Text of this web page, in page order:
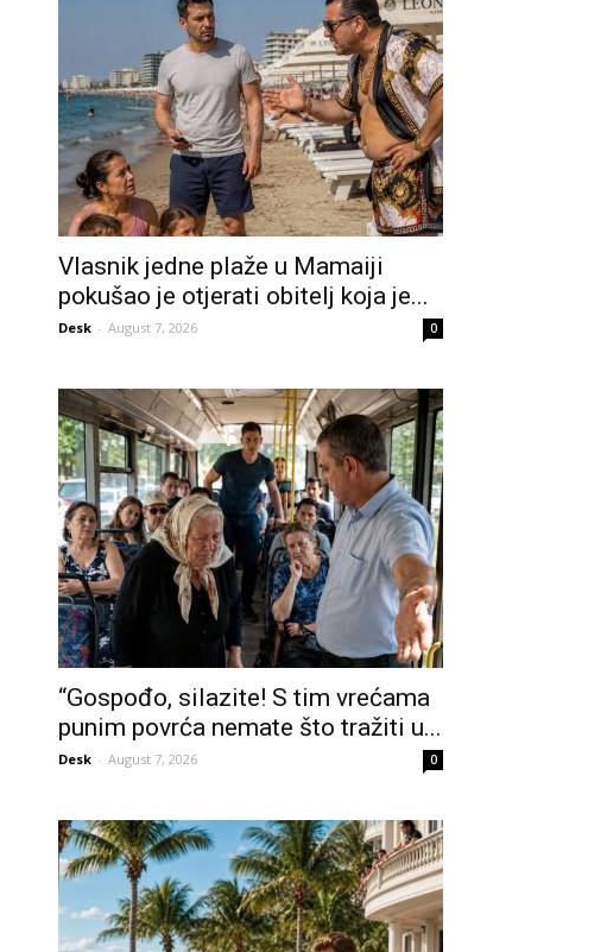
Vlasnik jedne plaže u Mamaiji
pokušao je otjerati obitelj koja je...
Desk - August 7, 2026 0
“Gospođo, silazite! S tim vrećama
punim povrća nemate što tražiti u...
Desk - August 7, 2026 0